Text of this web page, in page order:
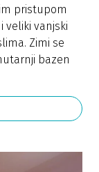
pristupom
veliki vanjski
Zimi se
bazen